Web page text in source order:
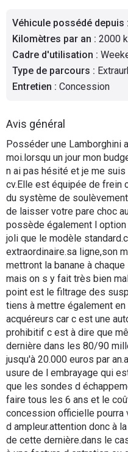
Flottes
Auto
Services
Moto
Marques
Véhicule possédé depuis :
Kilomètres par an : 2000
Cadre d'utilisation :
Type de parcours :
Entretien : Concession
Avis général
Posséder une Lamborghini
moi.lorsqu un jour mon
n ai pas hésité et je me
cv.Elle est équipée de frein
du système de
de laisser votre pare choc
possède également l
joli que le modèle
extraordinaire.sa ligne,son
mettront la banane à
mais on s y fait très bien
point est le filtrage des
tiens à mettre également
acquéreurs car c est une
prohibitif c est à dire que
dernière dans les 80/90
jusqu'à 20.000 euros par
usure de l embrayage qui
que les sondes d
faire tous les 6 ans et le
concession officielle pourra
d ampleur.attention donc à
de cette dernière.dans le